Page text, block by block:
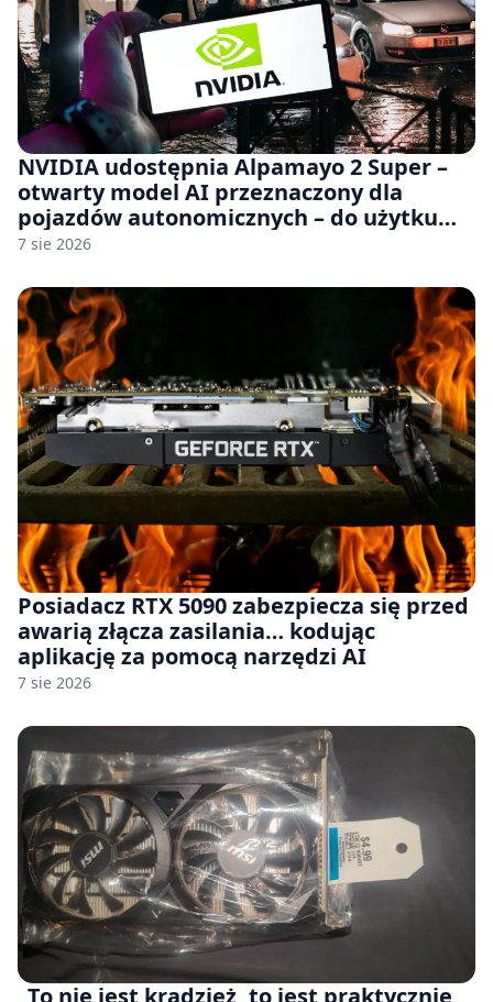
NVIDIA udostępnia Alpamayo 2 Super –
otwarty model AI przeznaczony dla
pojazdów autonomicznych – do użytku
komercyjnego
7 sie 2026
Posiadacz RTX 5090 zabezpiecza się przed
awarią złącza zasilania… kodując
aplikację za pomocą narzędzi AI
7 sie 2026
„To nie jest kradzież, to jest praktycznie